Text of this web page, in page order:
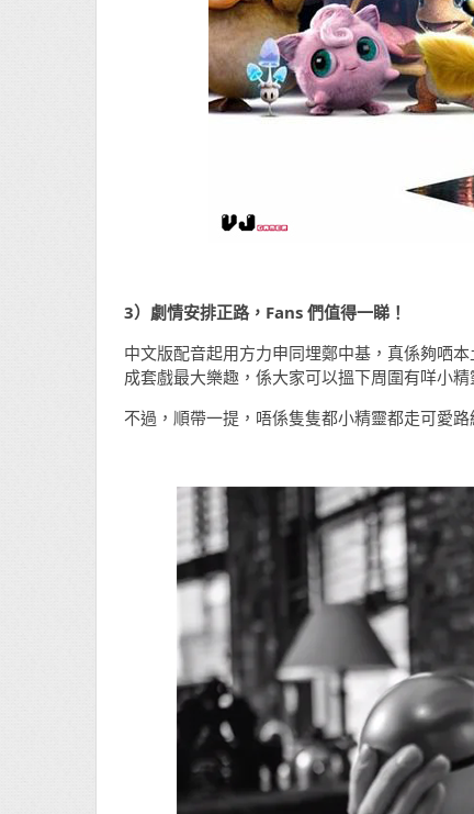
3）劇情安排正路，Fans 們值得一睇！
中文版配音起用方力申同埋鄭中基，真係夠哂
成套戲最大樂趣，係大家可以搵下周圍有咩小
不過，順帶一提，唔係隻隻都小精靈都走可愛